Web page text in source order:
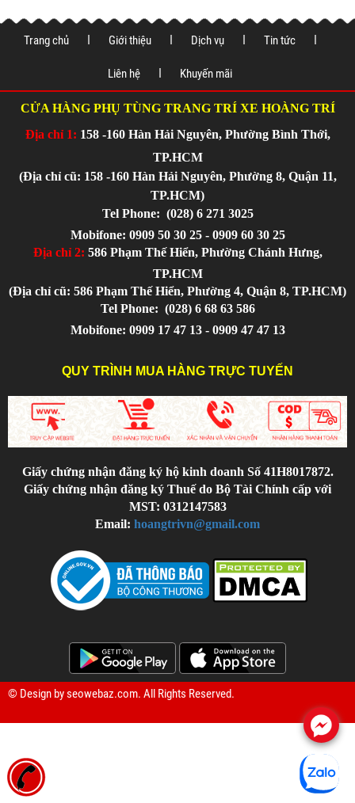
Trang chủ Giới thiệu Dịch vụ Tin tức
Liên hệ Khuyến mãi
CỬA HÀNG PHỤ TÙNG TRANG TRÍ XE HOÀNG TRÍ
Địa chỉ 1: 158 -160 Hàn Hải Nguyên, Phường Bình Thới,
TP.HCM
(Địa chỉ cũ: 158 -160 Hàn Hải Nguyên, Phường 8, Quận 11,
TP.HCM)
Tel Phone: (028) 6 271 3025
Mobifone: 0909 50 30 25 - 0909 60 30 25
Địa chỉ 2: 586 Phạm Thế Hiển, Phường Chánh Hưng,
TP.HCM
(Địa chỉ cũ: 586 Phạm Thế Hiển, Phường 4, Quận 8, TP.HCM)
Tel Phone: (028) 6 68 63 586
Mobifone: 0909 17 47 13 - 0909 47 47 13
QUY TRÌNH MUA HÀNG TRỰC TUYẾN
Giấy chứng nhận đăng ký hộ kinh doanh Số 41H8017872.
Giấy chứng nhận đăng ký Thuế do Bộ Tài Chính cấp với
MST: 0312147583
Email: hoangtrivn@gmail.com
© Design byseowebaz.com. All Rights Reserved.
.